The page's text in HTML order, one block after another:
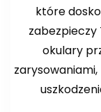
które
zabezpieczy
okulary